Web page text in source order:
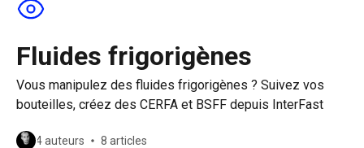
Fluides frigorigènes
Vous manipulez des fluides frigorigènes ? Suivez vos
bouteilles, créez des CERFA et BSFF depuis InterFast
4 auteurs 8 articles